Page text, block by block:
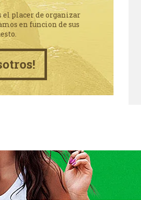
el placer de organizar
en funcion de sus